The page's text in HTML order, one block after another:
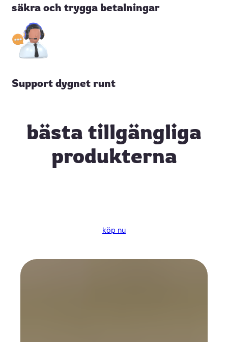
säkra och trygga betalningar
Support dygnet runt
bästa tillgängliga
produkterna
köp nu